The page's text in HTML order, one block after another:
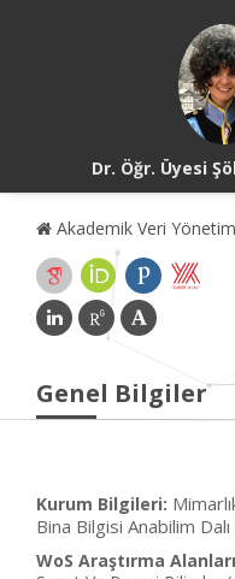
Dr. Öğr. Üyesi
Akademik Veri
Genel Bilgiler
Kurum Bilgileri:
Bina Bilgisi Anabilim Dalı
WoS Araştırma